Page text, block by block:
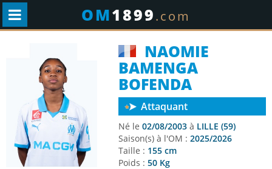
OM1899.com
NAOMIE
BAMENGA
BOFENDA
Attaquant
Né le 02/08/2003 à LILLE (59)
Saison(s) à l'OM : 2025/2026
Taille : 155 cm
Poids : 50 Kg